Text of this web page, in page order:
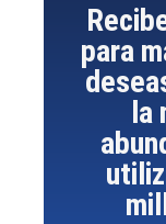
para
la